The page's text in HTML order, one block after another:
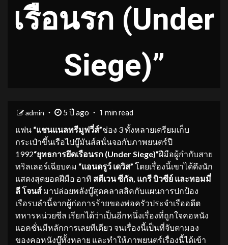
เรือนรก (Under
Siege)”
admin 5 ปี ago 1 min read
แฟน “แชนแนลทรีมูฟวี่ส์”ช่อง 3 ทั้งหลายเตรียมเก็บ
กระเป๋าขึ้นเรือไปบู๊มันส์สนั่นจอกับภาพยนตร์ปี
1992“ยุทธการยึดเรือนรก (Under Siege)”ฝีมือผู้กำกับสาย
ทริลเลอร์เฉียบคม “แอนดรูว์ เดวิส” โดยเรื่องนี้เขาได้ดึงนัก
แสดงสุดยอดฝีมือ อาทิ สตีเวน ซีกัล , แกรี บิวซีย์ และทอมมี่
ลี โจนส์ มาปล่อยพลังบู๊สุดคลาสสิคกับแผนการปกป้อง
เรือรบลำนี้จากผู้ก่อการร้ายของพ่อครัวประจำเรืออดีต
ทหารหน่วยซีล เรียกได้ว่าเป็นอีกหนึ่งเรื่องที่ถูกใจคอหนัง
แอคชั่นมีหลักการเลยทีเดียว จนเรื่องนี้เป็นที่จับตามอง
ของคอหนังบู๊ทั้งหลาย และทำให้ภาพยนตร์เรื่องนี้ได้เข้า